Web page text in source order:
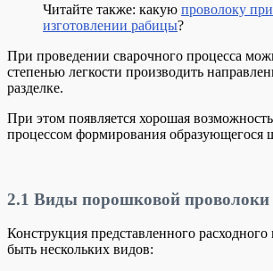
Читайте также: какую проволоку
изготовлении рабицы?
При проведении сварочного процесса
степенью легкости производить
разделке.
При этом появляется хорошая
процессом формирования образующегося
2.1 Виды порошковой проволоки
Конструкция представленного
быть нескольких видов: